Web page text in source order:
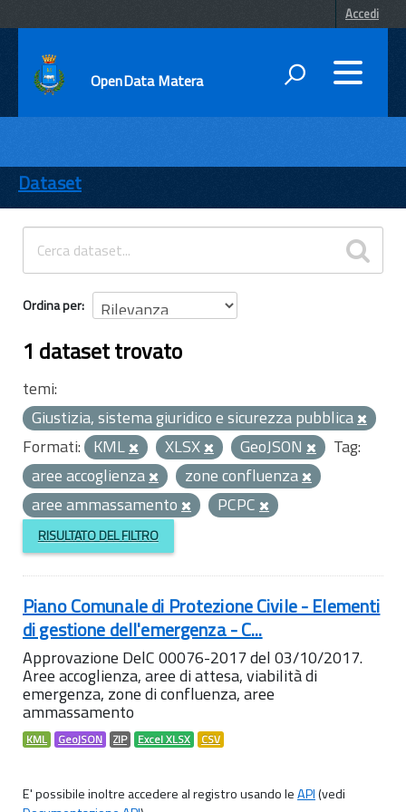
Accedi
OpenData Matera
ENTI
TEMI
INFORMAZIONI
Dataset
Ordina per
1 dataset trovato
temi:
Giustizia, sistema giuridico e sicurezza pubblica
Formati: KML XLSX GeoJSON
Tag:
aree accoglienza
zone confluenza
aree ammassamento
PCPC
RISULTATO DEL FILTRO
Piano Comunale di Protezione Civile - Elementi
di gestione dell'emergenza - C...
Approvazione DelC 00076-2017 del 03/10/2017.
Aree accoglienza, aree di attesa, viabilità di
emergenza, zone di confluenza, aree
ammassamento
KML GeoJSON ZIP Excel XLSX CSV
E' possibile inoltre accedere al registro usando leAPI(vedi